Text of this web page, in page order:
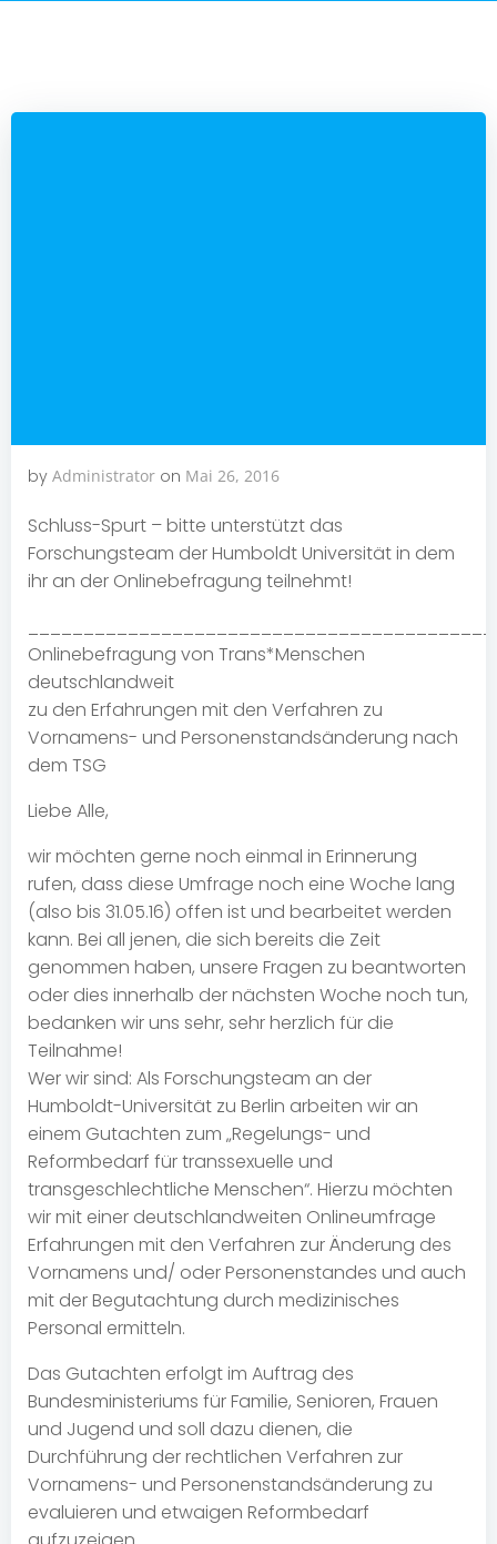
by Administrator on Mai 26, 2016
Schluss-Spurt – bitte unterstützt das
Forschungsteam der Humboldt Universität in dem
ihr an der Onlinebefragung teilnehmt!
Onlinebefragung von Trans*Menschen
deutschlandweit
zu den Erfahrungen mit den Verfahren zu
Vornamens- und Personenstandsänderung nach
dem TSG
Liebe Alle,
wir möchten gerne noch einmal in Erinnerung
rufen, dass diese Umfrage noch eine Woche lang
(also bis 31.05.16) offen ist und bearbeitet werden
kann. Bei all jenen, die sich bereits die Zeit
genommen haben, unsere Fragen zu beantworten
oder dies innerhalb der nächsten Woche noch tun,
bedanken wir uns sehr, sehr herzlich für die
Teilnahme!
Wer wir sind: Als Forschungsteam an der
Humboldt-Universität zu Berlin arbeiten wir an
einem Gutachten zum „Regelungs- und
Reformbedarf für transsexuelle und
transgeschlechtliche Menschen“. Hierzu möchten
wir mit einer deutschlandweiten Onlineumfrage
Erfahrungen mit den Verfahren zur Änderung des
Vornamens und/ oder Personenstandes und auch
mit der Begutachtung durch medizinisches
Personal ermitteln.
Das Gutachten erfolgt im Auftrag des
Bundesministeriums für Familie, Senioren, Frauen
und Jugend und soll dazu dienen, die
Durchführung der rechtlichen Verfahren zur
Vornamens- und Personenstandsänderung zu
evaluieren und etwaigen Reformbedarf